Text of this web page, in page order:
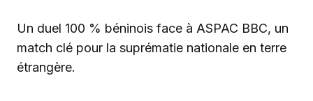
Un duel 100 % béninois face à ASPAC BBC, un
match clé pour la suprématie nationale en terre
étrangère.